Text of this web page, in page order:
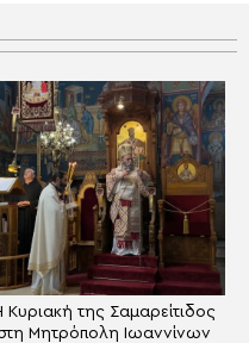
Κυριακή της Σαμαρείτιδος
Μητρόπολη Ιωαννίνων